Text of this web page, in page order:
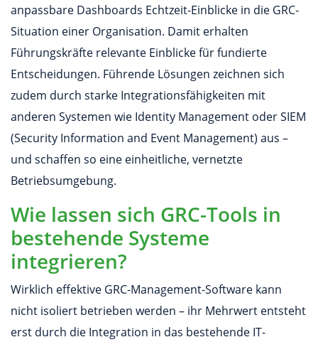
anpassbare Dashboards Echtzeit-Einblicke in die GRC-
Situation einer Organisation. Damit erhalten
Führungskräfte relevante Einblicke für fundierte
Entscheidungen. Führende Lösungen zeichnen sich
zudem durch starke Integrationsfähigkeiten mit
anderen Systemen wie Identity Management oder SIEM
(Security Information and Event Management) aus –
und schaffen so eine einheitliche, vernetzte
Betriebsumgebung.
Wie lassen sich GRC-Tools in
bestehende Systeme
integrieren?
Wirklich effektive GRC-Management-Software kann
nicht isoliert betrieben werden – ihr Mehrwert entsteht
erst durch die Integration in das bestehende IT-